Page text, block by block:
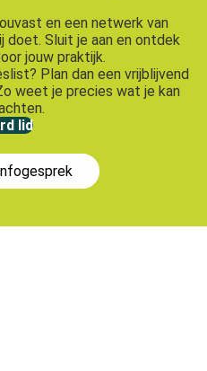
en een netwerk van
doet. Sluit je aan en ontdek
jouw praktijk.
Plan dan een vrijblijvend
weet je precies wat je kan
lid